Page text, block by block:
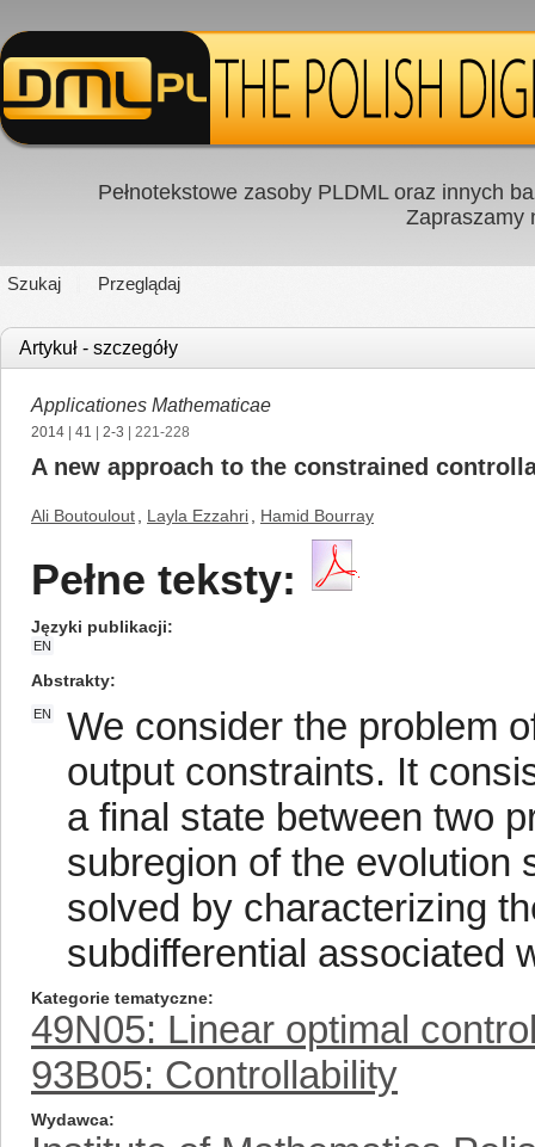
Pełnotekstowe zasoby PLDML oraz innych
Zapraszamy
Szukaj Przeglądaj
Artykuł - szczegóły
Applicationes Mathematicae
2014 41 2-3 | 221-228
A new approach to the constrained
Ali Boutoulout Layla Ezzahri Hamid Bourray
Pełne teksty:
Języki publikacji
EN
Abstrakty
EN
We consider the problem
output constraints. It
a final state between two
subregion of the evolution
solved by characterizing
subdifferential associated
Kategorie tematyczne
49N05: Linear optimal
93B05: Controllability
Wydawca